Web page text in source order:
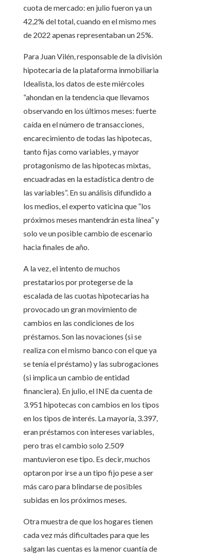
cuota de mercado: en julio fueron ya un
42,2% del total, cuando en el mismo mes
de 2022 apenas representaban un 25%.
Para Juan Vilén, responsable de la división
hipotecaria de la plataforma inmobiliaria
Idealista, los datos de este miércoles
“ahondan en la tendencia que llevamos
observando en los últimos meses: fuerte
caída en el número de transacciones,
encarecimiento de todas las hipotecas,
tanto fijas como variables, y mayor
protagonismo de las hipotecas mixtas,
encuadradas en la estadística dentro de
las variables”. En su análisis difundido a
los medios, el experto vaticina que “los
próximos meses mantendrán esta línea” y
solo ve un posible cambio de escenario
hacia finales de año.
A la vez, el intento de muchos
prestatarios por protegerse de la
escalada de las cuotas hipotecarias ha
provocado un gran movimiento de
cambios en las condiciones de los
préstamos. Son las novaciones (si se
realiza con el mismo banco con el que ya
se tenía el préstamo) y las subrogaciones
(si implica un cambio de entidad
financiera). En julio, el INE da cuenta de
3.951 hipotecas con cambios en los tipos
en los tipos de interés. La mayoría, 3.397,
eran préstamos con intereses variables,
pero tras el cambio solo 2.509
mantuvieron ese tipo. Es decir, muchos
optaron por irse a un tipo fijo pese a ser
más caro para blindarse de posibles
subidas en los próximos meses.
Otra muestra de que los hogares tienen
cada vez más dificultades para que les
salgan las cuentas es la menor cuantía de